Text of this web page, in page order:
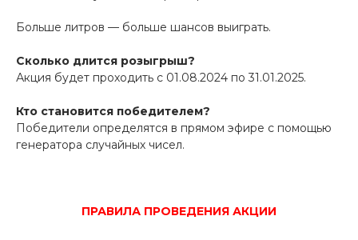
Больше литров — больше шансов выиграть.
Сколько длится розыгрыш?
Акция будет проходить с 01.08.2024 по 31.01.2025.
Кто становится победителем?
Победители определятся в прямом эфире с помощью
генератора случайных чисел.
ПРАВИЛА ПРОВЕДЕНИЯ АКЦИИ